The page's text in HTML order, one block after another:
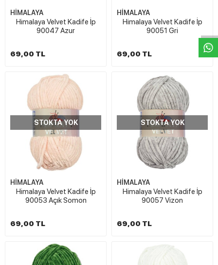
HİMALAYA
Himalaya Velvet Kadife İp
90047 Azur
69,00 TL
HİMALAYA
Himalaya Velvet Kadife İp
90051 Gri
69,00 TL
STOKTA YOK
HİMALAYA
Himalaya Velvet Kadife İp
90053 Açık Somon
69,00 TL
STOKTA YOK
HİMALAYA
Himalaya Velvet Kadife İp
90057 Vizon
69,00 TL